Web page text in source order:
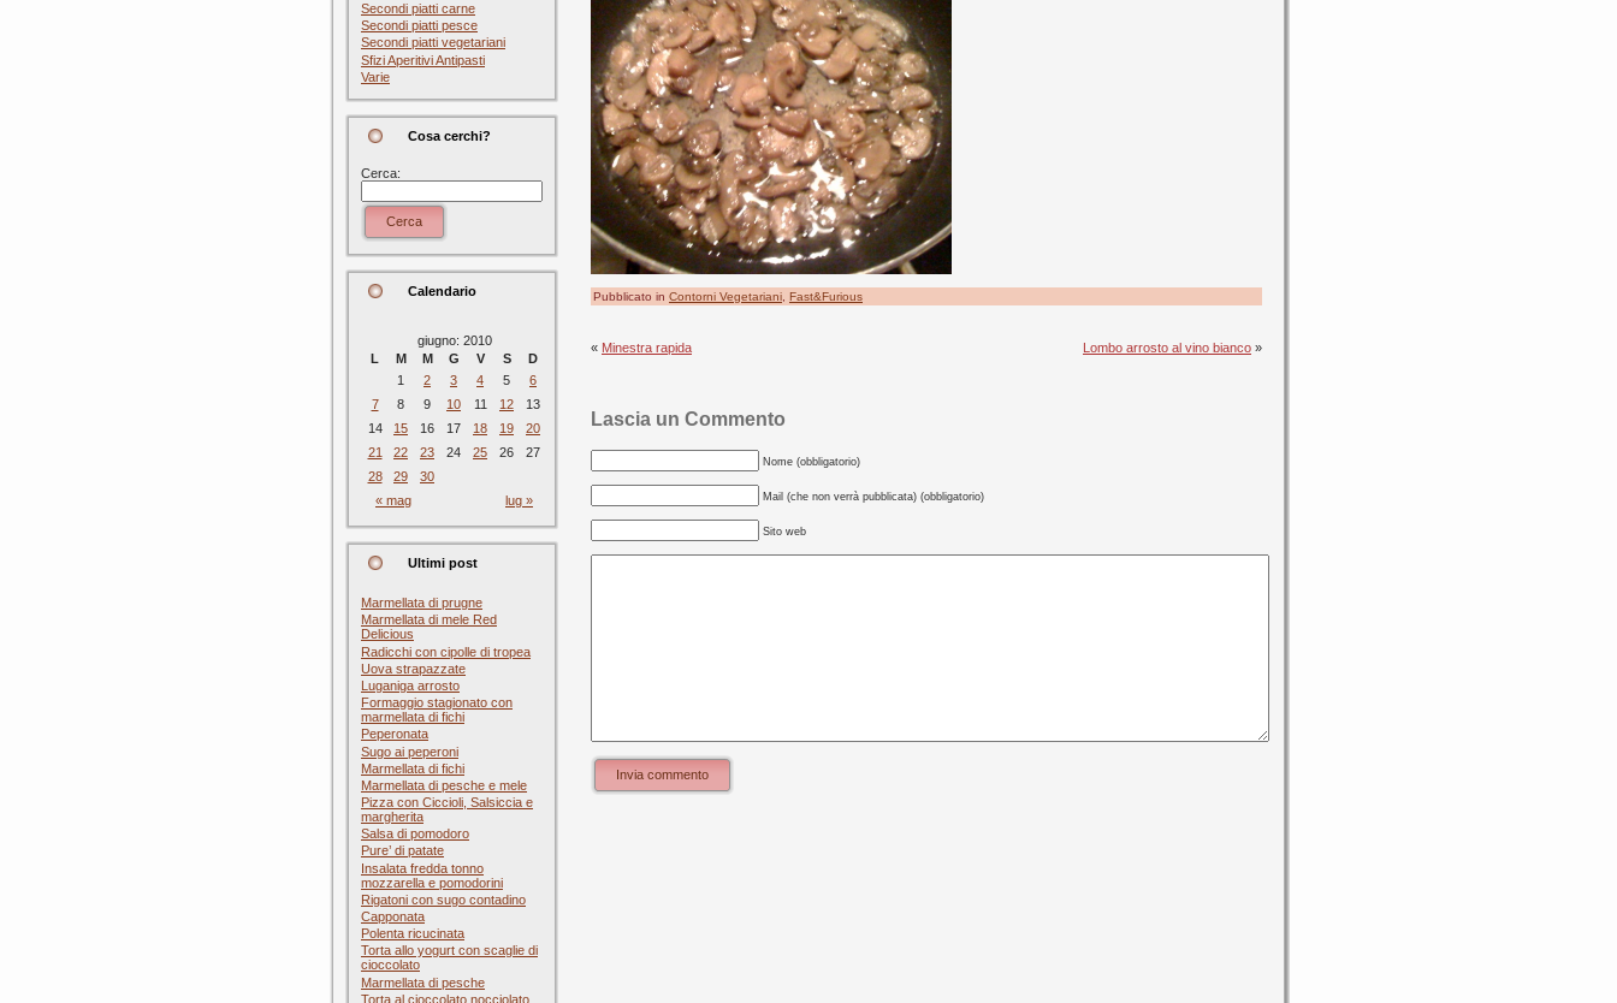
Secondi piatti carne
Secondi piatti pesce
Secondi piatti vegetariani
Sfizi Aperitivi Antipasti
Varie
Cosa cerchi?
Cerca:
Cerca
Calendario
giugno: 2010
L
M M G V S D
« mag lug »
1 2 3 4 5
6
7
8 9 10 11 12
13
14
15 16 17 18 19
20
21
22 23 24 25 26
27
28
29 30
Ultimi post
Marmellata di prugne
Marmellata di mele Red
Delicious
Radicchi con cipolle di tropea
Uova strapazzate
Luganiga arrosto
Formaggio stagionato con
marmellata di fichi
Peperonata
Sugo ai peperoni
Marmellata di fichi
Marmellata di pesche e mele
Pizza con Ciccioli, Salsiccia e
margherita
Salsa di pomodoro
Pure’ di patate
Insalata fredda tonno
mozzarella e pomodorini
Rigatoni con sugo contadino
Capponata
Polenta ricucinata
Torta allo yogurt con scaglie di
cioccolato
Marmellata di pesche
Torta al cioccolato nocciolato
Pubblicato in Contorni Vegetariani Fast&Furious
« Minestra rapida Lombo arrosto al vino bianco »
Lascia un Commento
Nome (obbligatorio)
Mail (che non verrà pubblicata) (obbligatorio)
Sito web
Invia commento